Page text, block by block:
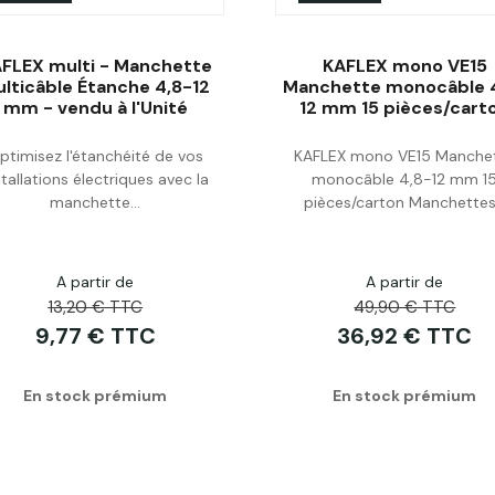
multi - Manchette
Étanche 4,8-12
mm - vendu à l'Unité
l'étanchéité de vos
électriques avec la
manchette...
A partir de
13,20 € TTC
9,77 € TTC
En stock prémium
KAFLEX mono VE15
Manchette monocâble
12 mm 15 pièces/
KAFLEX mono VE15
monocâble 4,8-12 mm
pièces/carton
A partir de
49,90 € TTC
36,92 € TTC
En stock prémium